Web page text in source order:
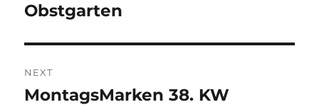
post:
Obstgarten
NEXT
Next
MontagsMarken 38. KW